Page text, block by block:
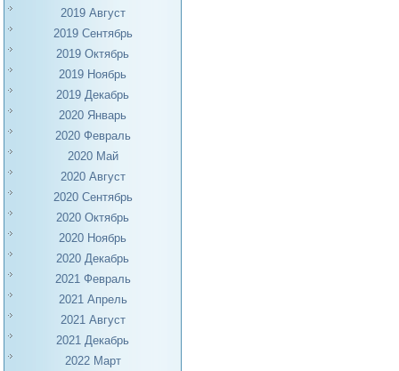
2019 Август
2019 Сентябрь
2019 Октябрь
2019 Ноябрь
2019 Декабрь
2020 Январь
2020 Февраль
2020 Май
2020 Август
2020 Сентябрь
2020 Октябрь
2020 Ноябрь
2020 Декабрь
2021 Февраль
2021 Апрель
2021 Август
2021 Декабрь
2022 Март